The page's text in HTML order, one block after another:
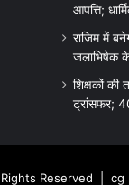
आपत्ति;
राजिम में
जलाभिषेक के
शिक्षकों की
ट्रांसफर;
Reserved | cg